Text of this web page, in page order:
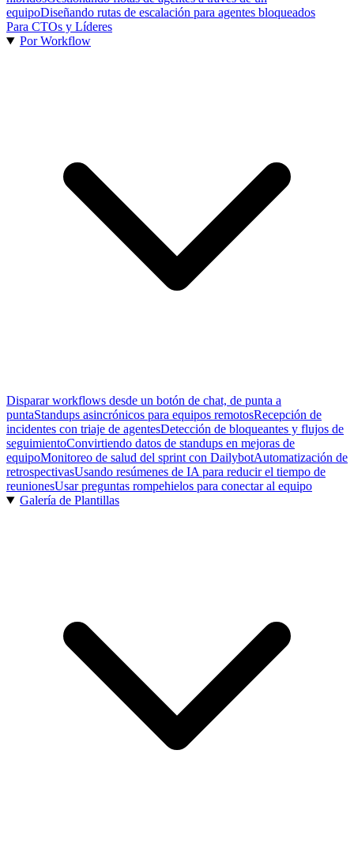
equipoDiseñando rutas de escalación para agentes bloqueados
Para CTOs y Líderes
Por Workflow
Disparar workflows desde un botón de chat, de punta a
puntaStandups asincrónicos para equipos remotosRecepción de
incidentes con triaje de agentesDetección de bloqueantes y flujos de
seguimientoConvirtiendo datos de standups en mejoras de
equipoMonitoreo de salud del sprint con DailybotAutomatización de
retrospectivasUsando resúmenes de IA para reducir el tiempo de
reunionesUsar preguntas rompehielos para conectar al equipo
Galería de Plantillas